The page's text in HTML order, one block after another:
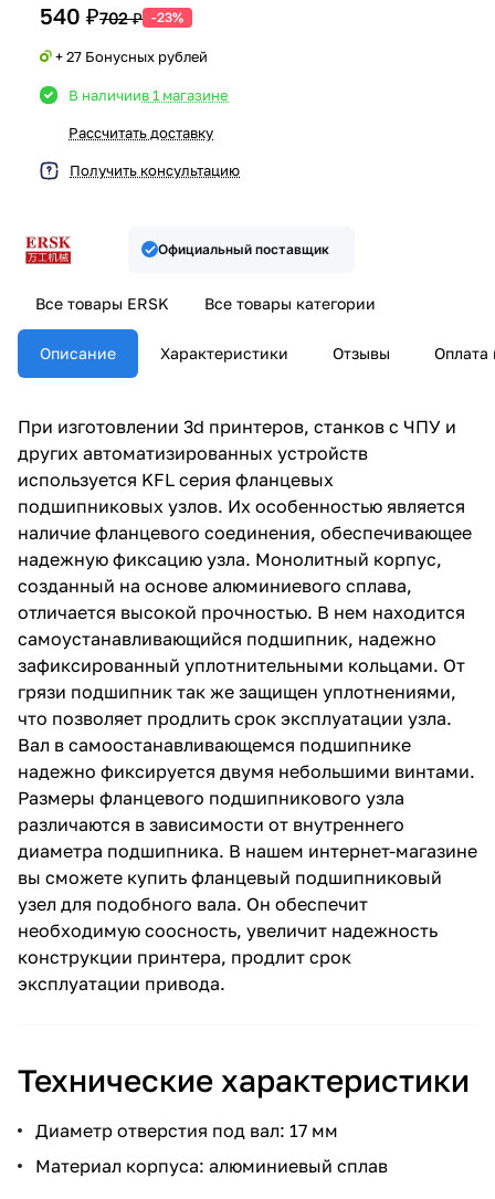
540 ₽702 ₽ -23%
+ 27 Бонусных рублей
В наличиив 1 магазине
Рассчитать доставку
Получить консультацию
Официальный поставщик
Все товары ERSK Все товары категории
Описание Характеристики Отзывы Оплата
При изготовлении 3d принтеров, станков с ЧПУ и
других автоматизированных устройств
используется KFL серия фланцевых
подшипниковых узлов. Их особенностью является
наличие фланцевого соединения, обеспечивающее
надежную фиксацию узла. Монолитный корпус,
созданный на основе алюминиевого сплава,
отличается высокой прочностью. В нем находится
самоустанавливающийся подшипник, надежно
зафиксированный уплотнительными кольцами. От
грязи подшипник так же защищен уплотнениями,
что позволяет продлить срок эксплуатации узла.
Вал в самоостанавливающемся подшипнике
надежно фиксируется двумя небольшими винтами.
Размеры фланцевого подшипникового узла
различаются в зависимости от внутреннего
диаметра подшипника. В нашем интернет-магазине
вы сможете купить фланцевый подшипниковый
узел для подобного вала. Он обеспечит
необходимую соосность, увеличит надежность
конструкции принтера, продлит срок
эксплуатации привода.
Технические характеристики
Диаметр отверстия под вал: 17 мм
Материал корпуса: алюминиевый сплав